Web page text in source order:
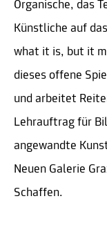
Organische, das
Künstliche auf
what it is, but it
dieses offene
und arbeitet
Lehrauftrag für
angewandte
Neuen Galerie
Schaffen.